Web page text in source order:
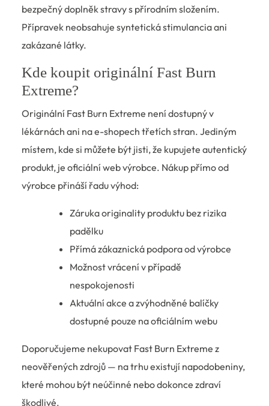
bezpečný doplněk stravy s přírodním složením.
Přípravek neobsahuje syntetická stimulancia ani
zakázané látky.
Kde koupit originální Fast Burn
Extreme?
Originální Fast Burn Extreme není dostupný v
lékárnách ani na e-shopech třetích stran. Jediným
místem, kde si můžete být jisti, že kupujete autentický
produkt, je oficiální web výrobce. Nákup přímo od
výrobce přináší řadu výhod:
Záruka originality produktu bez rizika
padělku
Přímá zákaznická podpora od výrobce
Možnost vrácení v případě
nespokojenosti
Aktuální akce a zvýhodněné balíčky
dostupné pouze na oficiálním webu
Doporučujeme nekupovat Fast Burn Extreme z
neověřených zdrojů — na trhu existují napodobeniny,
které mohou být neúčinné nebo dokonce zdraví
škodlivé.